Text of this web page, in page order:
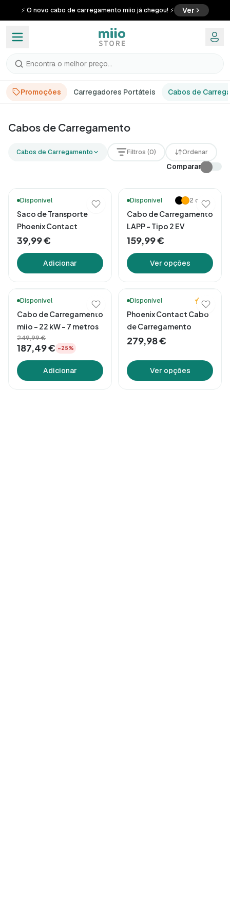
⚡ O novo cabo de carregamento miio já chegou! ⚡ Ver
Encontra o melhor preço...
Promoções Carregadores Portáteis Cabos de
Cabos de Carregamento para Carro
Cabos de Carregamento
Cabos de Carregamento Filtros (0) Ordenar
Comparar
Disponível
Saco de Transporte
Phoenix Contact
39,99 €
Adicionar
Disponível 2 cores
Cabo de Carregamento
LAPP – Tipo 2 EV
159,99 €
Ver opções
Disponível
Cabo de Carregamento
miio – 22 kW – 7 metros
249,99 €
187,49 € −25%
Adicionar
Disponível
5.0
Phoenix Contact Cabo
de Carregamento
279,98 €
Ver opções